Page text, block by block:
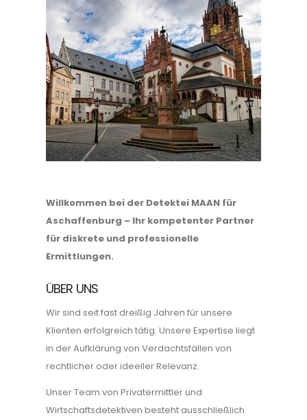
Willkommen bei der Detektei MAAN für
Aschaffenburg – Ihr kompetenter Partner
für diskrete und professionelle
Ermittlungen.
ÜBER UNS
Wir sind seit fast dreißig Jahren für unsere
Klienten erfolgreich tätig. Unsere Expertise liegt
in der Aufklärung von Verdachtsfällen von
rechtlicher oder ideeller Relevanz.
Unser Team von Privatermittler und
Wirtschaftsdetektiven besteht ausschließlich